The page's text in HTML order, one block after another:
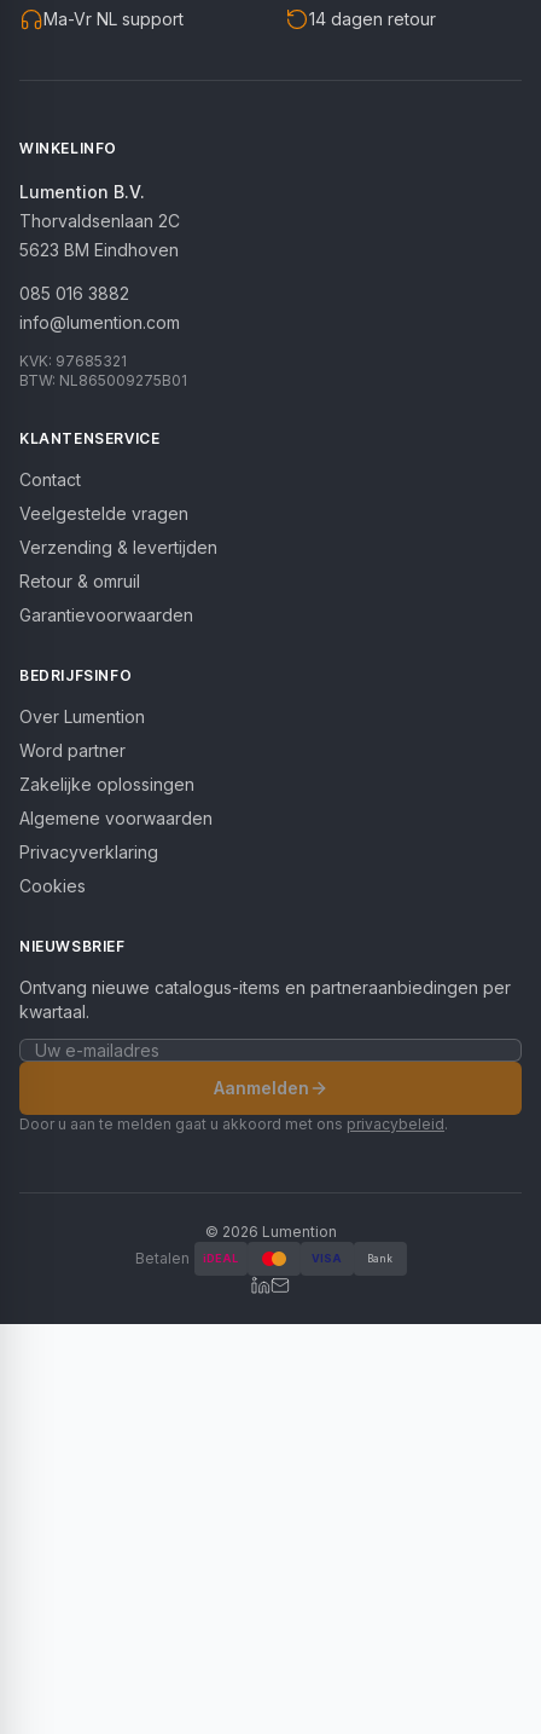
Ma-Vr NL support 14 dagen retour
WINKELINFO
Lumention B.V.
Thorvaldsenlaan 2C
5623 BM Eindhoven
085 016 3882
info@lumention.com
KVK: 97685321
BTW: NL865009275B01
KLANTENSERVICE
Contact
Veelgestelde vragen
Verzending & levertijden
Retour & omruil
Garantievoorwaarden
BEDRIJFSINFO
Over Lumention
Word partner
Zakelijke oplossingen
Algemene voorwaarden
Privacyverklaring
Cookies
NIEUWSBRIEF
Ontvang nieuwe catalogus-items en partneraanbiedingen per
kwartaal.
Aanmelden
Door u aan te melden gaat u akkoord met ons privacybeleid.
© 2026 Lumention
Betalen
iDEAL VISA Bank